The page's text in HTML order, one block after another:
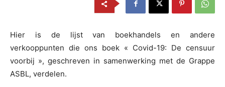
Hier is de lijst van boekhandels en andere
verkooppunten die ons boek « Covid-19: De censuur
voorbij », geschreven in samenwerking met de Grappe
ASBL, verdelen.